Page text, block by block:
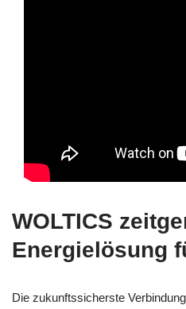
WOLTICS
Energielösung
Die zukunftssicherste